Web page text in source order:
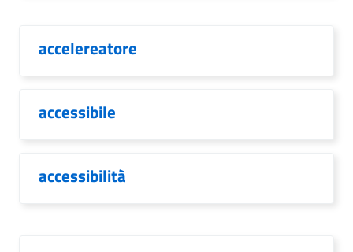
accelereatore
accessibile
accessibilità